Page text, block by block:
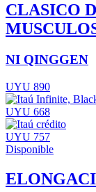
CLASICO
NI QINGGEN
UYU 890
UYU 668
UYU 757
Disponible